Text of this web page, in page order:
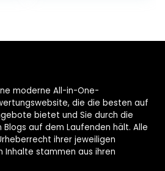
moderne All-in-One-
die die besten auf
bietet und Sie durch die
auf dem Laufenden hält. Alle
ihrer jeweiligen
Inhalte stammen aus ihren